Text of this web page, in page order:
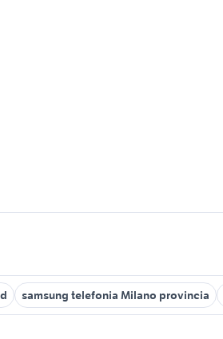
samsung telefonia Milano provincia